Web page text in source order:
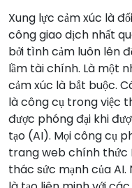
Xung lực cảm xúc là
công giao dịch nhất
bởi tình cảm luôn lên
lầm tài chính. Là một
cảm xúc là bắt buộc.
là công cụ trong việc
được phóng đại khi
tạo (AI). Mọi công cụ
trang web chính thức
thác sức mạnh của AI.